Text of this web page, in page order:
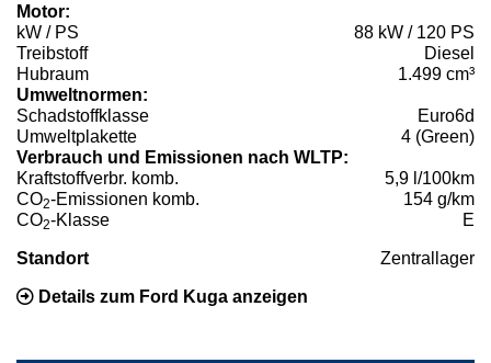
Motor:
kW / PS
88 kW / 120 PS
Treibstoff
Diesel
Hubraum
1.499 cm³
Umweltnormen:
Schadstoffklasse
Euro6d
Umweltplakette
4 (Green)
Verbrauch und Emissionen nach WLTP:
Kraftstoffverbr. komb.
5,9 l/100km
CO2-Emissionen komb.
154 g/km
CO2-Klasse E
Standort Zentrallager
Details zum Ford Kuga anzeigen